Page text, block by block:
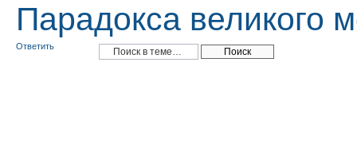
Парадокса великого
Ответить